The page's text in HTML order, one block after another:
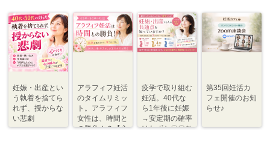
妊娠・出産とい
う執着を捨てら
れず、授からな
い悲劇
アラフィフ妊活
のタイムリミッ
ト。アラフィフ
女性は、時間と
の勝負！？【心
疫学で取り組む
妊活。40代な
ら1年後に妊娠
→安定期の確率
はわずか〇〇％
第35回妊活カ
フェ開催のお知
らせ♪